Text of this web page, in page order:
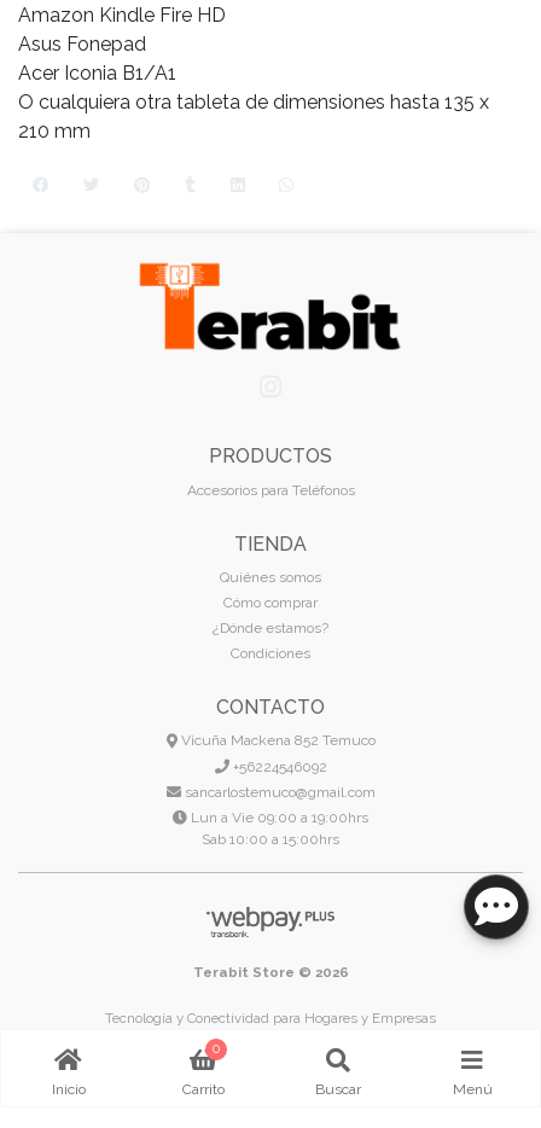
Amazon Kindle Fire HD
Asus Fonepad
Acer Iconia B1/A1
O cualquiera otra tableta de dimensiones hasta 135 x
210 mm
PRODUCTOS
Accesorios para Teléfonos
TIENDA
Quiénes somos
Cómo comprar
¿Dónde estamos?
Condiciones
CONTACTO
Vicuña Mackena 852 Temuco
+56224546092
sancarlostemuco@gmail.com
Lun a Vie 09:00 a 19:00hrs
Sab 10:00 a 15:00hrs
Terabit Store © 2026
Tecnología y Conectividad para Hogares y Empresas
Temuco - Región de La Araucanía - Chile
Inicio
0
Carrito Buscar Menú